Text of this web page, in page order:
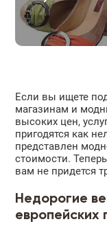
Если вы ищете
магазинам и
высоких цен,
пригодятся как
представлен
стоимости.
вам не придется
Недорогие
европейских